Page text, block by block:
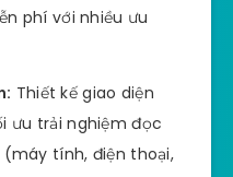
phí với nhiều ưu
Thiết kế giao diện
ưu trải nghiệm đọc
tính, điện thoại,